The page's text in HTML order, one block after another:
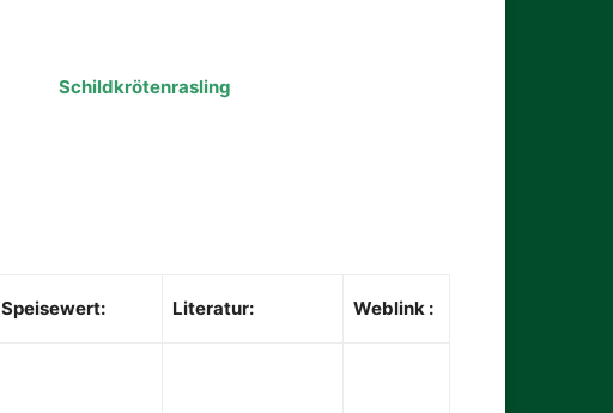
Schildkrötenrasling
Speisewert: Literatur: Weblink :